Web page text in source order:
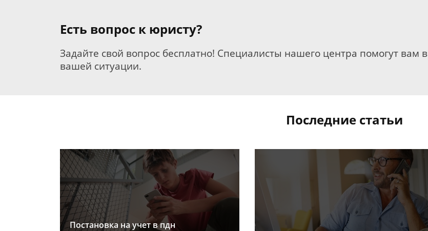
Есть вопрос к юристу?
Задайте свой вопрос бесплатно! Специалисты нашего центра помогут вам в
вашей ситуации.
Последние статьи
Постановка на учет в пдн